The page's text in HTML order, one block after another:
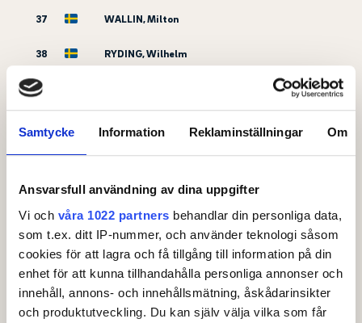
Samtycke Information Reklaminställningar Om
Ansvarsfull användning av dina uppgifter
Vi och våra 1022 partners behandlar din personliga data,
som t.ex. ditt IP-nummer, och använder teknologi såsom
cookies för att lagra och få tillgång till information på din
enhet för att kunna tillhandahålla personliga annonser och
innehåll, annons- och innehållsmätning, åskådarinsikter
och produktutveckling. Du kan själv välja vilka som får
37 WALLIN, Milton
38 RYDING, Wilhelm
39
41 SUNDLÖF, Marcus
42 TJÄRNBERG, Erik
44 STRANDBERG, Calle
45 LUNDGREN, David